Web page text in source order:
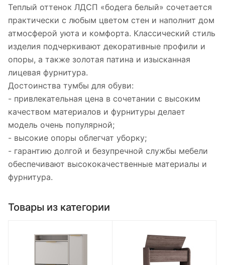
Теплый оттенок ЛДСП «бодега белый» сочетается
практически с любым цветом стен и наполнит дом
атмосферой уюта и комфорта. Классический стиль
изделия подчеркивают декоративные профили и
опоры, а также золотая патина и изысканная
лицевая фурнитура.
Достоинства тумбы для обуви:
- привлекательная цена в сочетании с высоким
качеством материалов и фурнитуры делает
модель очень популярной;
- высокие опоры облегчат уборку;
- гарантию долгой и безупречной службы мебели
обеспечивают высококачественные материалы и
фурнитура.
Товары из категории